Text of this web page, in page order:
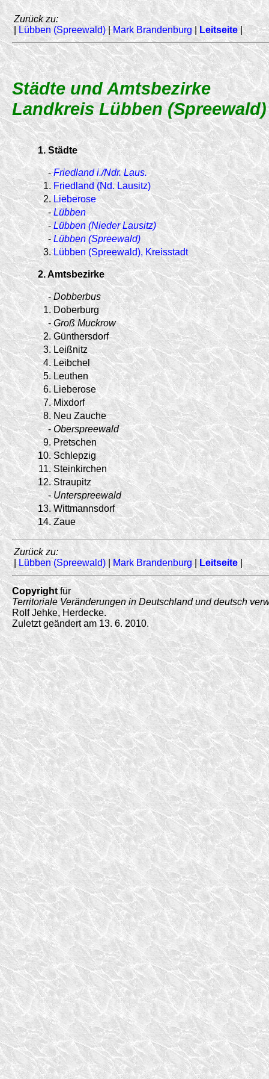
Zurück zu:
| Lübben (Spreewald)|Mark Brandenburg| Leitseite|
Städte und Amtsbezirke
Landkreis Lübben (Spreewald)
1. Städte
- Friedland i./Ndr. Laus.
1. Friedland (Nd. Lausitz)
2. Lieberose
- Lübben
- Lübben (Nieder Lausitz)
- Lübben (Spreewald)
3. Lübben (Spreewald), Kreisstadt
2. Amtsbezirke
- Dobberbus
1. Doberburg
- Groß Muckrow
2. Günthersdorf
3. Leißnitz
4. Leibchel
5. Leuthen
6. Lieberose
7. Mixdorf
8. Neu Zauche
- Oberspreewald
9. Pretschen
10. Schlepzig
11. Steinkirchen
12. Straupitz
- Unterspreewald
13. Wittmannsdorf
14. Zaue
Zurück zu:
|Lübben (Spreewald)| Mark Brandenburg| Leitseite|
Copyrightfür
Territoriale Veränderungen in Deutschland und deutsch
Rolf Jehke, Herdecke.
Zuletzt geändert am 13. 6. 2010.